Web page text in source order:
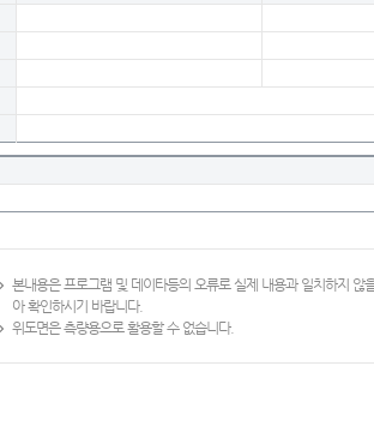
본내용은 프로그램 및 데이타등의 오류로 실제 내용과 일치하지
아 확인하시기 바랍니다.
위도면은 측량용으로 활용할 수 없습니다.